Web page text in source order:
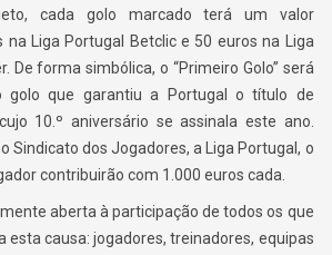
cada golo marcado terá um valor
na Liga Portugal Betclic e 50 euros na Liga
De forma simbólica, o “Primeiro Golo” será
golo que garantiu a Portugal o título de
10.º aniversário se assinala este ano.
Sindicato dos Jogadores, a Liga Portugal, o
contribuirão com 1.000 euros cada.
aberta à participação de todos os que
esta causa: jogadores, treinadores, equipas